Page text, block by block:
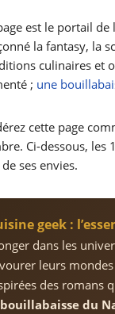
est le portail
la fantasy, la
culinaires et
; une
cette page
Ci-dessous, les
ses envies.
geek :
dans les
leurs
des romans
bouillabaisse du